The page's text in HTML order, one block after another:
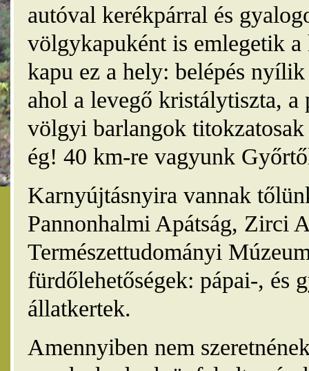
autóval kerékpárral és
völgykapuként is emlegetik
kapu ez a hely: belépés
ahol a levegő kristálytiszta, a
völgyi barlangok
ég! 40 km-re vagyunk
Karnyújtásnyira vannak
Pannonhalmi Apátság, Zirci
Természettudományi
fürdőlehetőségek: pápai-, és
állatkertek.
Amennyiben nem